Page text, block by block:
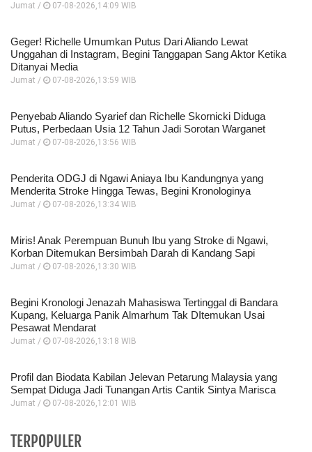
Jumat / 07-08-2026,14:09 WIB
Geger! Richelle Umumkan Putus Dari Aliando Lewat
Unggahan di Instagram, Begini Tanggapan Sang Aktor Ketika
Ditanyai Media
Jumat / 07-08-2026,13:59 WIB
Penyebab Aliando Syarief dan Richelle Skornicki Diduga
Putus, Perbedaan Usia 12 Tahun Jadi Sorotan Warganet
Jumat / 07-08-2026,13:56 WIB
Penderita ODGJ di Ngawi Aniaya Ibu Kandungnya yang
Menderita Stroke Hingga Tewas, Begini Kronologinya
Jumat / 07-08-2026,13:34 WIB
Miris! Anak Perempuan Bunuh Ibu yang Stroke di Ngawi,
Korban Ditemukan Bersimbah Darah di Kandang Sapi
Jumat / 07-08-2026,13:30 WIB
Begini Kronologi Jenazah Mahasiswa Tertinggal di Bandara
Kupang, Keluarga Panik Almarhum Tak DItemukan Usai
Pesawat Mendarat
Jumat / 07-08-2026,13:18 WIB
Profil dan Biodata Kabilan Jelevan Petarung Malaysia yang
Sempat Diduga Jadi Tunangan Artis Cantik Sintya Marisca
Jumat / 07-08-2026,12:01 WIB
TERPOPULER